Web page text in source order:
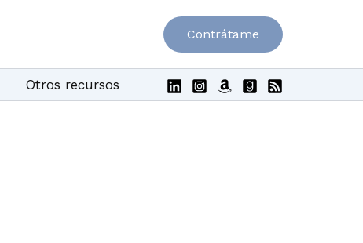
Contrátame
Otros recursos